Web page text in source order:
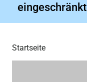
Startseite